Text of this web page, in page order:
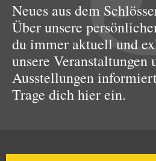
Neues aus dem
Über unsere
du immer aktuell und
unsere Veranstaltungen
Ausstellungen
Trage dich hier ein.